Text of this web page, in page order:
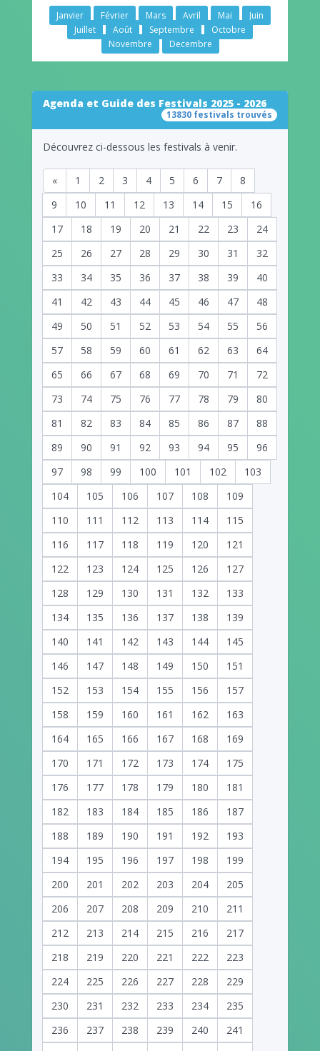
Janvier Février Mars Avril Mai
Juin
Juillet
Août Septembre
Octobre
Novembre
Decembre
Agenda et Guide des Festivals 2025 - 2026
13830 festivals trouvés
Découvrez ci-dessous les festivals à venir.
« 1 2 3 4 5 6 7
8
9
10 11 12 13 14 15
16
17
18 19 20 21 22 23
24
25
26 27 28 29 30 31
32
33
34 35 36 37 38 39
40
41
42 43 44 45 46 47
48
49
50 51 52 53 54 55
56
57
58 59 60 61 62 63
64
65
66 67 68 69 70 71
72
73
74 75 76 77 78 79
80
81
82 83 84 85 86 87
88
89
90 91 92 93 94 95
96
97
98 99 100 101 102
103
104
105 106 107 108
109
110
111 112 113 114
115
116
117 118 119 120
121
122
123 124 125 126
127
128
129 130 131 132
133
134
135 136 137 138
139
140
141 142 143 144
145
146
147 148 149 150
151
152
153 154 155 156
157
158
159 160 161 162
163
164
165 166 167 168
169
170
171 172 173 174
175
176
177 178 179 180
181
182
183 184 185 186
187
188
189 190 191 192
193
194
195 196 197 198
199
200
201 202 203 204
205
206
207 208 209 210
211
212
213 214 215 216
217
218
219 220 221 222
223
224
225 226 227 228
229
230
231 232 233 234
235
236
237 238 239 240
241